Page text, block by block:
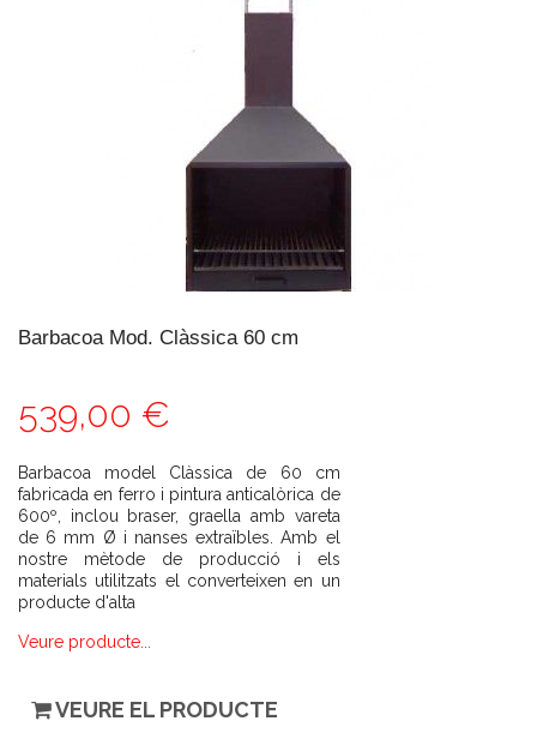
Barbacoa Mod. Clàssica 60 cm
539,00 €
Barbacoa model Clàssica de 60 cm
fabricada en ferro i pintura anticalòrica de
600º, inclou braser, graella amb vareta
de 6 mm Ø i nanses extraïbles. Amb el
nostre mètode de producció i els
materials utilitzats el converteixen en un
producte d'alta
Veure producte...
VEURE EL PRODUCTE